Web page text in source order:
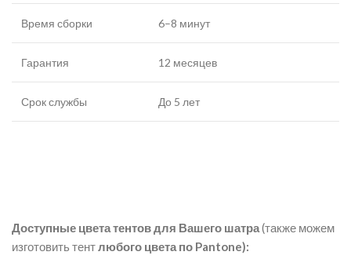
Время сборки 6–8 минут
Гарантия 12 месяцев
Срок службы До 5 лет
Доступные цвета тентов для Вашего шатра(также можем
изготовить тентлюбого цвета по Pantone):